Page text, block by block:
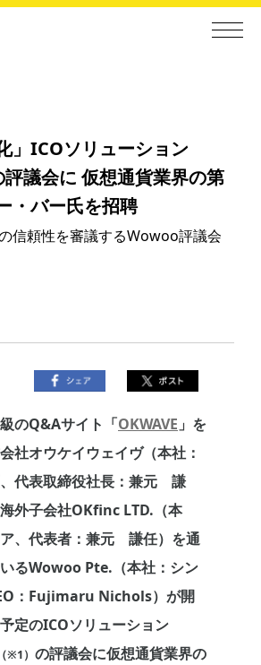
」ICOソリューション
評議会に 仮想通貨業界の第
・バー氏を招聘
信頼性を審議するWowoo評議会
のQ&Aサイト「OKWAVE 」を
社オウケイウェイヴ（本社：
代表取締役社長：兼元 謙
外子会社OKfinc LTD.（本
、代表者：兼元 謙任）を通
るWowoo Pte.（本社：シン
：Fujimaru Nichols）が開
定のICOソリューション
（※1） の評議会に仮想通貨業界の